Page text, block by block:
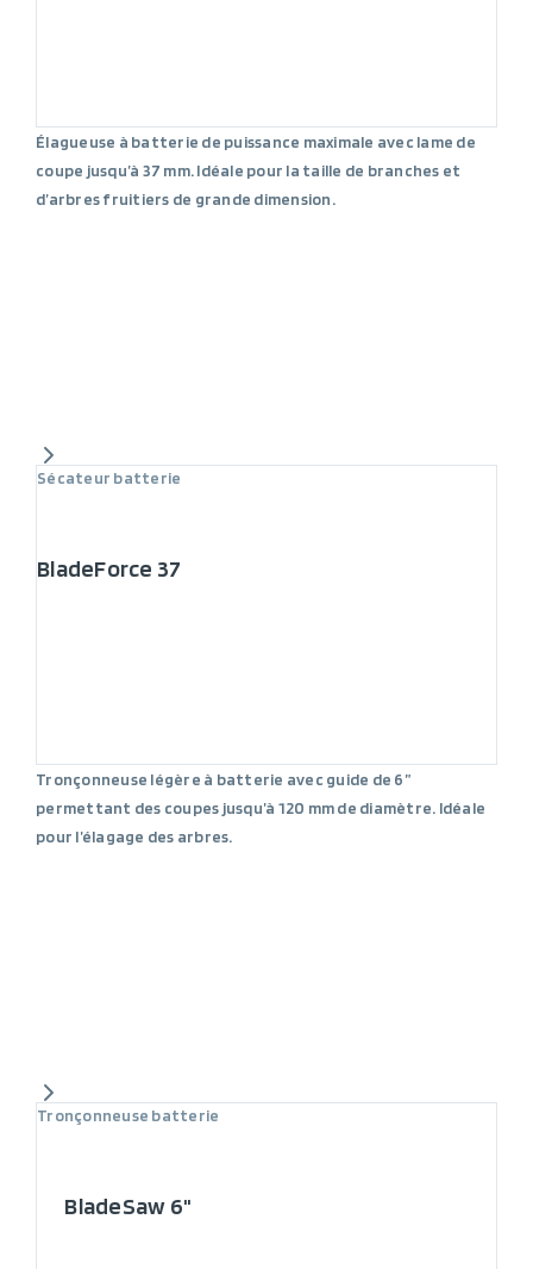
Élagueuse à batterie de puissance maximale avec lame de
coupe jusqu’à 37 mm. Idéale pour la taille de branches et
d’arbres fruitiers de grande dimension.
Sécateur batterie
BladeForce 37
Tronçonneuse légère à batterie avec guide de 6”
permettant des coupes jusqu’à 120 mm de diamètre. Idéale
pour l’élagage des arbres.
Tronçonneuse batterie
BladeSaw 6"